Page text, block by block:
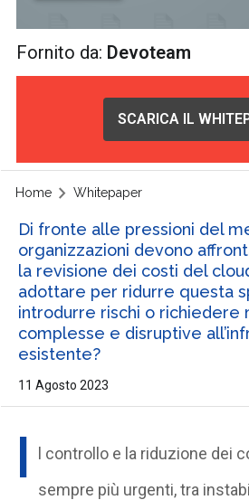
Fornito da: Devoteam
SCARICA IL
Home Whitepaper
Di fronte alle pressioni del
organizzazioni devono
la revisione dei costi del
adottare per ridurre questa
introdurre rischi o richiedere
complesse e disruptive
esistente?
11 Agosto 2023
I
l controllo e la riduzione dei
sempre più urgenti, tra